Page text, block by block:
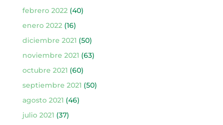
febrero 2022(40)
enero 2022(16)
diciembre 2021 (50)
noviembre 2021 (63)
octubre 2021 (60)
septiembre 2021 (50)
agosto 2021 (46)
julio 2021 (37)